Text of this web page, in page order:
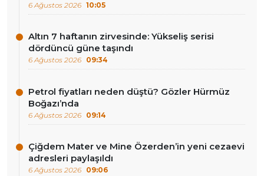
6 Ağustos 2026 10:05
Altın 7 haftanın zirvesinde: Yükseliş serisi
dördüncü güne taşındı
6 Ağustos 2026 09:34
Petrol fiyatları neden düştü? Gözler Hürmüz
Boğazı’nda
6 Ağustos 2026 09:14
Çiğdem Mater ve Mine Özerden’in yeni cezaevi
adresleri paylaşıldı
6 Ağustos 2026 09:06